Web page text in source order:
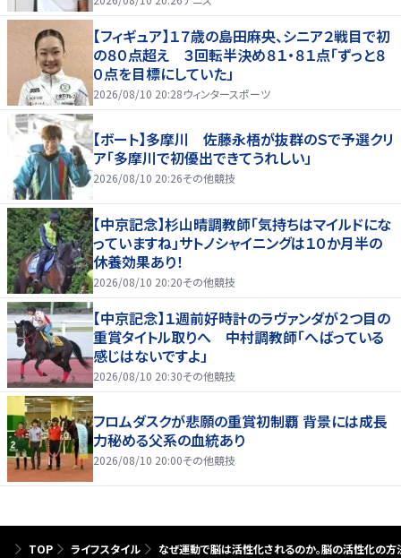
【フィギュア】１７歳の島田麻央、シニア２戦目で初
の８０点超え ３回転半決め８１・８１点「ずっと８
０点を目標にしていた」
2026/08/10 20:28ウィンタースポーツ
【ボート】多摩川 佐藤永梧が抜群のＳで予選クリ
ア「多摩川で初優出できてうれしい」
2026/08/10 20:26その他競技
【中京記念】杉山晴調教師「気持ちはマイルドにな
っていますね」サトノシャイニングは１０か月半の
休養効果あり！
2026/08/10 20:20その他競技
【中京記念】１週前好時計のラヴァンダが２つ目の
重賞タイトル取りへ 中村調教師「へばっている
感じはないですよ」
2026/08/10 20:30その他競技
フロムダスクが悲願の重賞初制覇 背景には成長
力秘める父系の血統あり
2026/08/10 20:00その他競技
TOP ライフスタイル なぜ運動で脳は活性化されるのか。脳の活性化の方